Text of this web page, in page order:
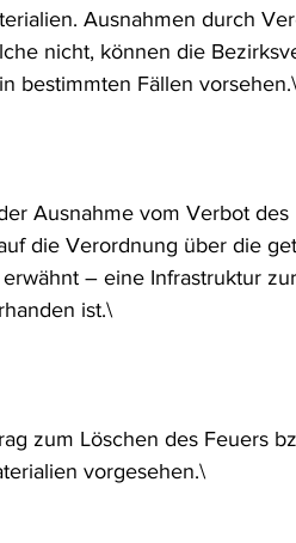
Ausnahmen durch
nicht, können die
bestimmten Fällen vorsehen.\
Ausnahme vom Verbot
die Verordnung über die
– eine Infrastruktur
ist.\
zum Löschen des Feuers
vorgesehen.\